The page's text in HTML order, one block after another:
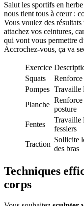
Salut les sportifs en
nous tient tous à cœur :
Vous voulez des
attachez vos ceintures,
qui vont vous permettre
Accrochez-vous, ça va
Exercice
Squats
Renforce
Pompes Travaille
Planche
Renforce
posture
Fentes
Travaille
fessiers
Traction
Sollicite
des bras
Techniques
corps